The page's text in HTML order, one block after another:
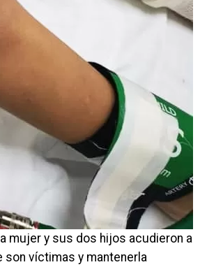
mujer y sus dos hijos acudieron a
son víctimas y mantenerla